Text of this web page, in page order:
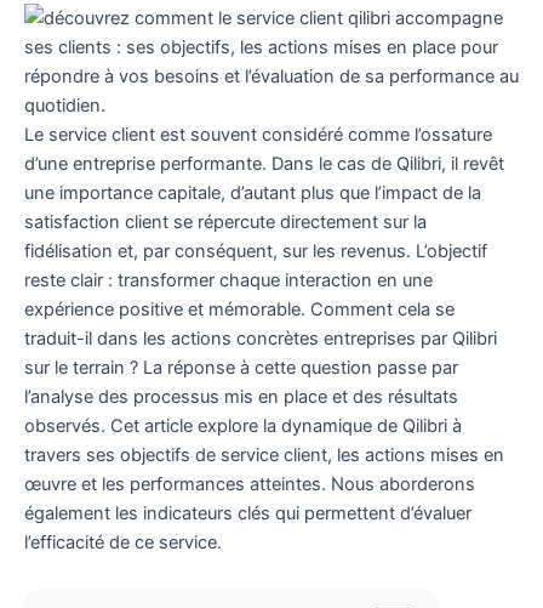
Le service client est souvent considéré comme l’ossature
d’une entreprise performante. Dans le cas de Qilibri, il revêt
une importance capitale, d’autant plus que l’impact de la
satisfaction client se répercute directement sur la
fidélisation et, par conséquent, sur les revenus. L’objectif
reste clair : transformer chaque interaction en une
expérience positive et mémorable. Comment cela se
traduit-il dans les actions concrètes entreprises par Qilibri
sur le terrain ? La réponse à cette question passe par
l’analyse des processus mis en place et des résultats
observés. Cet article explore la dynamique de Qilibri à
travers ses objectifs de service client, les actions mises en
œuvre et les performances atteintes. Nous aborderons
également les indicateurs clés qui permettent d’évaluer
l’efficacité de ce service.